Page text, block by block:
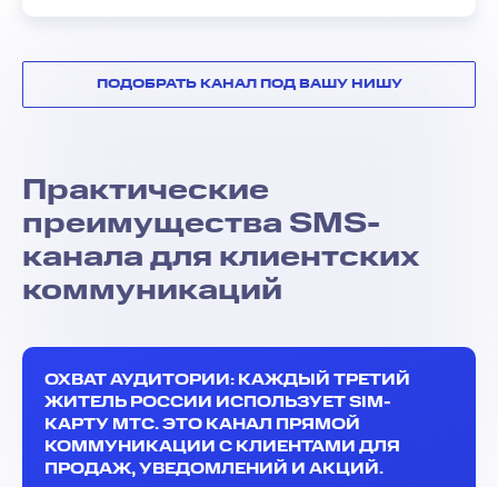
ПОДОБРАТЬ КАНАЛ ПОД ВАШУ НИШУ
Практические
преимущества SMS-
канала для клиентских
коммуникаций
ОХВАТ АУДИТОРИИ: КАЖДЫЙ ТРЕТИЙ
ЖИТЕЛЬ РОССИИ ИСПОЛЬЗУЕТ SIM-
КАРТУ МТС. ЭТО КАНАЛ ПРЯМОЙ
КОММУНИКАЦИИ С КЛИЕНТАМИ ДЛЯ
ПРОДАЖ, УВЕДОМЛЕНИЙ И АКЦИЙ.